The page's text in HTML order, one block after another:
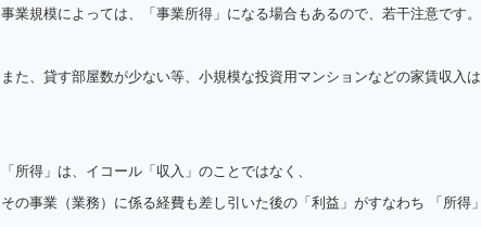
事業規模によっては、「事業所得」になる場合もあるので、若干注意です。
また、貸す部屋数が少ない等、小規模な投資用マンションなどの家賃収入
「所得」は、イコール「収入」のことではなく、
その事業（業務）に係る経費も差し引いた後の「利益」がすなわち 「所得